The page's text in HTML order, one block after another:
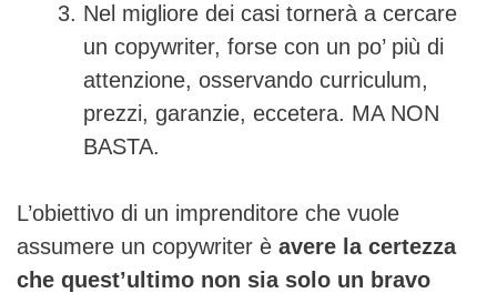
Nel migliore dei casi tornerà a cercare
un copywriter, forse con un po’ più di
attenzione, osservando curriculum,
prezzi, garanzie, eccetera. MA NON
BASTA.
L’obiettivo di un imprenditore che vuole
assumere un copywriter è avere la certezza
che quest’ultimo non sia solo un bravo